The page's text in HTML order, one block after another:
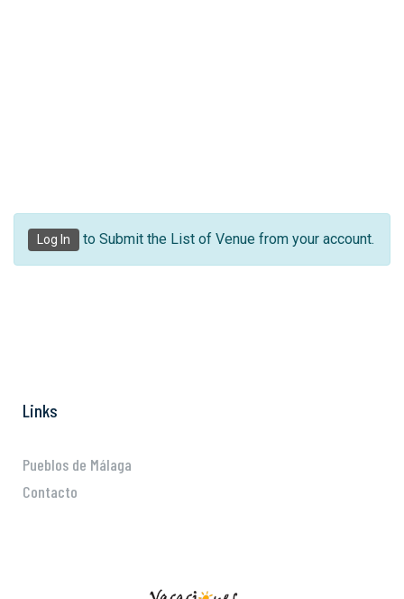
Log In to Submit the List of Venue from your account.
Links
Pueblos de Málaga
Contacto